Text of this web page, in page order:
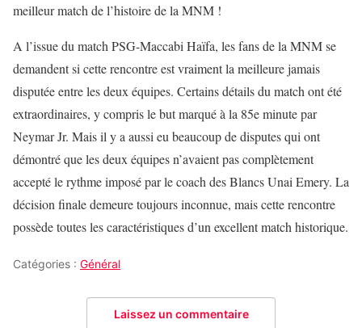
meilleur match de l’histoire de la MNM !
A l’issue du match PSG-Maccabi Haïfa, les fans de la MNM se
demandent si cette rencontre est vraiment la meilleure jamais
disputée entre les deux équipes. Certains détails du match ont été
extraordinaires, y compris le but marqué à la 85e minute par
Neymar Jr. Mais il y a aussi eu beaucoup de disputes qui ont
démontré que les deux équipes n’avaient pas complètement
accepté le rythme imposé par le coach des Blancs Unai Emery. La
décision finale demeure toujours inconnue, mais cette rencontre
possède toutes les caractéristiques d’un excellent match historique.
Catégories : Général
Laissez un commentaire